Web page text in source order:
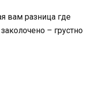
вам разница где
– грустно